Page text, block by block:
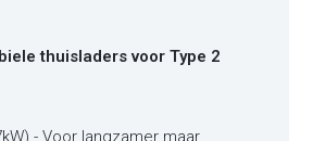
thuisladers voor Type 2
- Voor langzamer maar